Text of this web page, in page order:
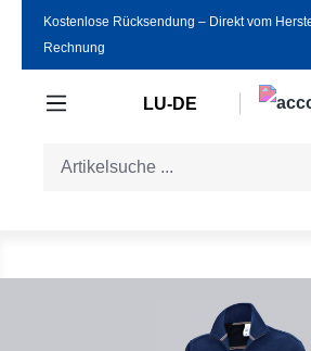
Zum Hauptinhalt springen
Kostenlose Rücksendung ‒ Direkt vom
Rechnung
LU-DE